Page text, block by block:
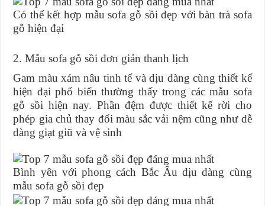
Có thể kết hợp mẫu sofa gỗ sồi đẹp với bàn trà sofa
gỗ hiện đại
2. Mẫu sofa gỗ sồi đơn giản thanh lịch
Gam màu xám nâu tinh tế và dịu dàng cùng thiết kế
hiện đại phổ biến thường thấy trong các mẫu sofa
gỗ sồi hiện nay. Phần đệm được thiết kế rời cho
phép gia chủ thay đổi màu sắc vải nệm cũng như dễ
dàng giạt giũ và vệ sinh
Bình yên với phong cách Bắc Âu dịu dàng cùng
mẫu sofa gỗ sồi đẹp